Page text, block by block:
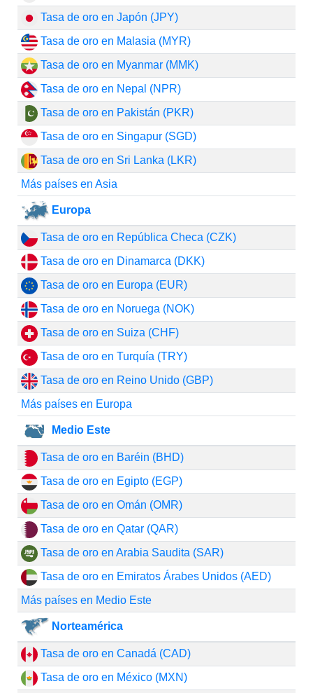
Tasa de oro en Japón (JPY)
Tasa de oro en Malasia (MYR)
Tasa de oro en Myanmar (MMK)
Tasa de oro en Nepal (NPR)
Tasa de oro en Pakistán (PKR)
Tasa de oro en Singapur (SGD)
Tasa de oro en Sri Lanka (LKR)
Más países en Asia
Europa
Tasa de oro en República Checa (CZK)
Tasa de oro en Dinamarca (DKK)
Tasa de oro en Europa (EUR)
Tasa de oro en Noruega (NOK)
Tasa de oro en Suiza (CHF)
Tasa de oro en Turquía (TRY)
Tasa de oro en Reino Unido (GBP)
Más países en Europa
Medio Este
Tasa de oro en Baréin (BHD)
Tasa de oro en Egipto (EGP)
Tasa de oro en Omán (OMR)
Tasa de oro en Qatar (QAR)
Tasa de oro en Arabia Saudita (SAR)
Tasa de oro en Emiratos Árabes Unidos (AED)
Más países en Medio Este
Norteamérica
Tasa de oro en Canadá (CAD)
Tasa de oro en México (MXN)